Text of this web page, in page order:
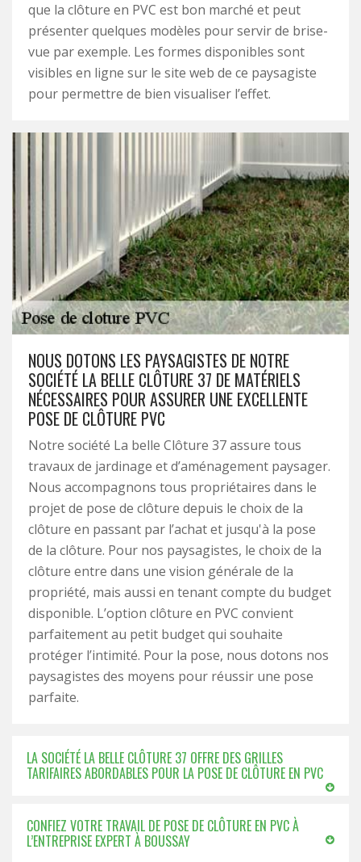
que la clôture en PVC est bon marché et peut
présenter quelques modèles pour servir de brise-
vue par exemple. Les formes disponibles sont
visibles en ligne sur le site web de ce paysagiste
pour permettre de bien visualiser l’effet.
NOUS DOTONS LES PAYSAGISTES DE NOTRE
SOCIÉTÉ LA BELLE CLÔTURE 37 DE MATÉRIELS
NÉCESSAIRES POUR ASSURER UNE EXCELLENTE
POSE DE CLÔTURE PVC
Notre société La belle Clôture 37 assure tous
travaux de jardinage et d’aménagement paysager.
Nous accompagnons tous propriétaires dans le
projet de pose de clôture depuis le choix de la
clôture en passant par l’achat et jusqu'à la pose
de la clôture. Pour nos paysagistes, le choix de la
clôture entre dans une vision générale de la
propriété, mais aussi en tenant compte du budget
disponible. L’option clôture en PVC convient
parfaitement au petit budget qui souhaite
protéger l’intimité. Pour la pose, nous dotons nos
paysagistes des moyens pour réussir une pose
parfaite.
LA SOCIÉTÉ LA BELLE CLÔTURE 37 OFFRE DES GRILLES
TARIFAIRES ABORDABLES POUR LA POSE DE CLÔTURE EN PVC
CONFIEZ VOTRE TRAVAIL DE POSE DE CLÔTURE EN PVC À
L’ENTREPRISE EXPERT À BOUSSAY